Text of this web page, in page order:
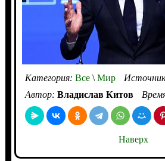
Категория: Все\Мир
Автор: Владислав Китов
Наверх